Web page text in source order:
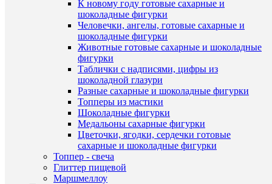
К новому году готовые сахарные и
шоколадные фигурки
Человечки, ангелы, готовые сахарные и
шоколадные фигурки
Животные готовые сахарные и шоколадные
фигурки
Таблички с надписями, цифры из
шоколадной глазури
Разные сахарные и шоколадные фигурки
Топперы из мастики
Шоколадные фигурки
Медальоны сахарные фигурки
Цветочки, ягодки, сердечки готовые
сахарные и шоколадные фигурки
Топпер - свеча
Глиттер пищевой
Маршмеллоу
шт
В
корзину
в
1